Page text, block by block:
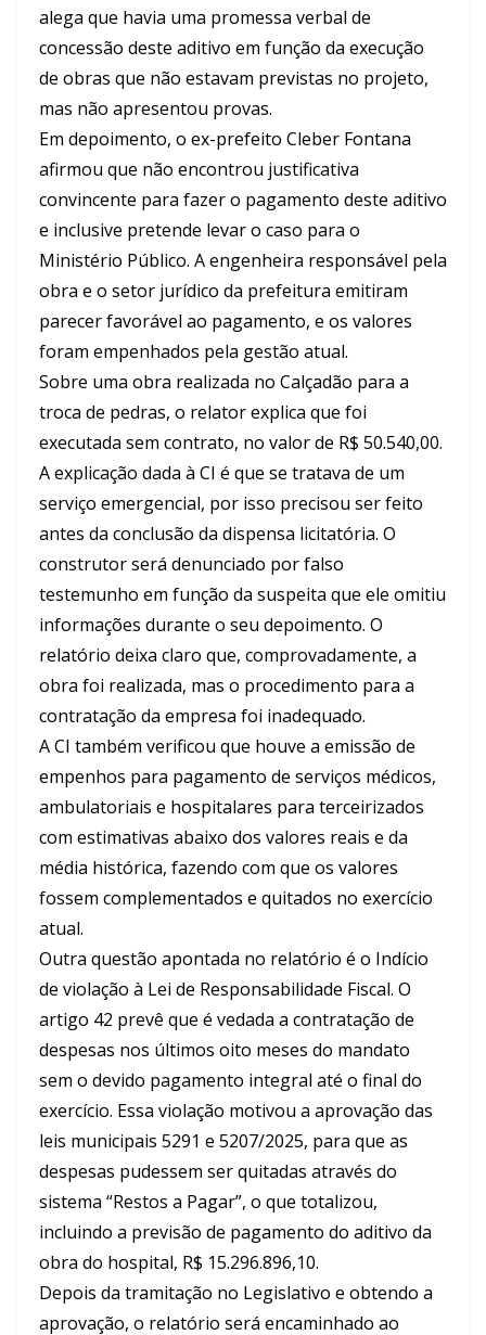
alega que havia uma promessa verbal de
concessão deste aditivo em função da execução
de obras que não estavam previstas no projeto,
mas não apresentou provas.
Em depoimento, o ex-prefeito Cleber Fontana
afirmou que não encontrou justificativa
convincente para fazer o pagamento deste aditivo
e inclusive pretende levar o caso para o
Ministério Público. A engenheira responsável pela
obra e o setor jurídico da prefeitura emitiram
parecer favorável ao pagamento, e os valores
foram empenhados pela gestão atual.
Sobre uma obra realizada no Calçadão para a
troca de pedras, o relator explica que foi
executada sem contrato, no valor de R$ 50.540,00.
A explicação dada à CI é que se tratava de um
serviço emergencial, por isso precisou ser feito
antes da conclusão da dispensa licitatória. O
construtor será denunciado por falso
testemunho em função da suspeita que ele omitiu
informações durante o seu depoimento. O
relatório deixa claro que, comprovadamente, a
obra foi realizada, mas o procedimento para a
contratação da empresa foi inadequado.
A CI também verificou que houve a emissão de
empenhos para pagamento de serviços médicos,
ambulatoriais e hospitalares para terceirizados
com estimativas abaixo dos valores reais e da
média histórica, fazendo com que os valores
fossem complementados e quitados no exercício
atual.
Outra questão apontada no relatório é o Indício
de violação à Lei de Responsabilidade Fiscal. O
artigo 42 prevê que é vedada a contratação de
despesas nos últimos oito meses do mandato
sem o devido pagamento integral até o final do
exercício. Essa violação motivou a aprovação das
leis municipais 5291 e 5207/2025, para que as
despesas pudessem ser quitadas através do
sistema “Restos a Pagar”, o que totalizou,
incluindo a previsão de pagamento do aditivo da
obra do hospital, R$ 15.296.896,10.
Depois da tramitação no Legislativo e obtendo a
aprovação, o relatório será encaminhado ao